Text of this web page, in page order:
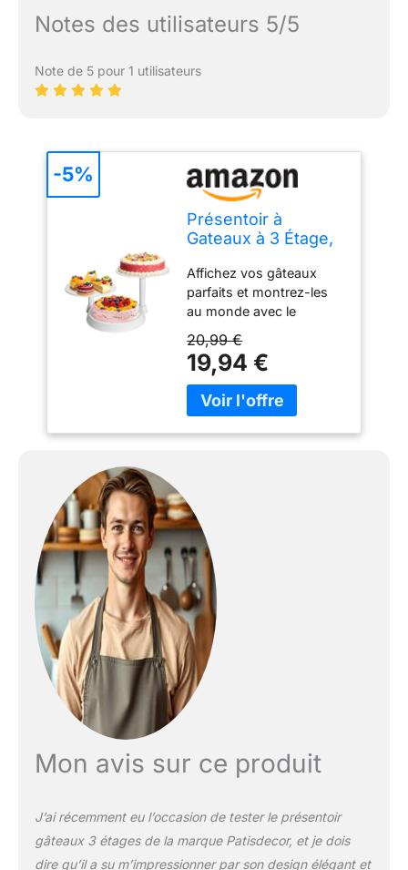
Notes des utilisateurs 5/5
Note de 5 pour 1 utilisateurs
Présentoir à
Gateaux à 3 Étage,
Support Gateau,
Tiered Patisserie
Presentation pour
Fête de Noël,
Mariage,
Anniversaire, Buffet
Evenement
Affichez vos gâteaux
parfaits et montrez-les
au monde avec le
étages par Uten. Rendez
votre thé de l'après-midi
avec des amis plus
élégants. Une façon
pour les buffets, les
occasions spéciales, les
anniversaires, les fêtes
dans le jardin ou dans la
rue, les fêtes de thé. Le
présentoir à gâteaux
convient également à un
usage quotidien,
présentant des fruits,
des collations, des
biscuits et d'autres
produits de haute qualité
et au design
sommes également
confiants dans notre
présentoir à cupcakes à
plusieurs niveaux. Les
20,99 €
19,94 €
-5%
Mon avis sur ce produit
J’ai récemment eu l’occasion de tester le présentoir
gâteaux 3 étages de la marque Patisdecor, et je dois
dire qu’il a su m’impressionner par son design élégant et